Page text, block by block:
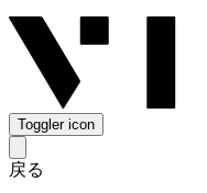
Toggler icon
戻る